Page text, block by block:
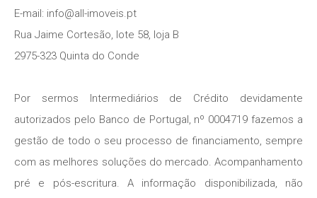
E-mail: info@all-imoveis.pt
Rua Jaime Cortesão, lote 58, loja B
2975-323 Quinta do Conde
Por sermos Intermediários de Crédito devidamente
autorizados pelo Banco de Portugal, nº 0004719 fazemos a
gestão de todo o seu processo de financiamento, sempre
com as melhores soluções do mercado. Acompanhamento
pré e pós-escritura. A informação disponibilizada, não